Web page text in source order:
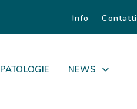
Info Contatti
PATOLOGIE
NEWS